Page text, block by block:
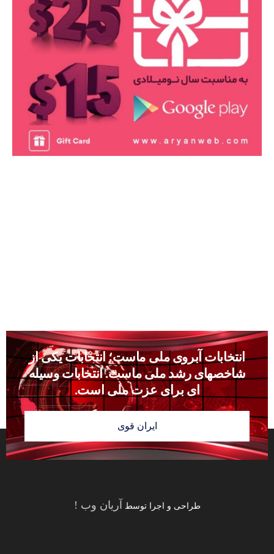
انتخابات آبروى ملى ماست؛ انتخابات يكى از
شاخصهاى رشد ملى ماست. انتخابات وسيله
‏اى براى عزت ملى است.
ایران قوی
طراحی و اجرا توسط آریان وب !